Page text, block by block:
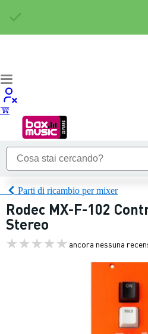
Parti di ricambio per mixer
Rodec MX-F-102
Stereo
ancora nessuna